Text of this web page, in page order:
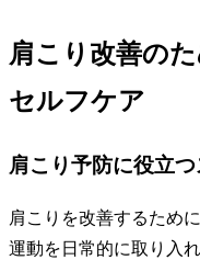
肩こり改善の
セルフケア
肩こり予防に役立
肩こりを改善するため
運動を日常的に取り入